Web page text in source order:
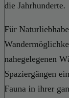
die Jahrhunderte.
Für
nahegelegenen
Spaziergängen
Fauna in ihrer